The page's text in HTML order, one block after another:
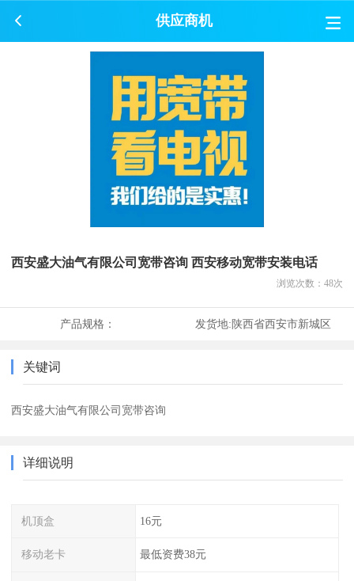
供应商机
西安盛大油气有限公司宽带咨询 西安移动宽带安装电话
浏览次数： 48次
产品规格： 发货地:陕西省西安市新城区
关键词
西安盛大油气有限公司宽带咨询
详细说明
机顶盒 16元
移动老卡 最低资费38元